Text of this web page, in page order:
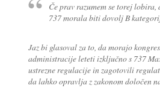
Če prav razumem se torej
737 morala biti dovolj B
Jaz bi glasoval za to, da morajo
administracije leteti izključno s 737
ustrezne regulacije in zagotovili
da lahko opravlja z zakonom določen